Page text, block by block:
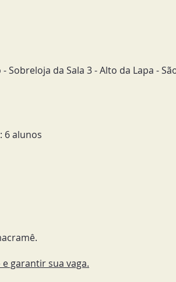
Sobreloja da Sala 3 - Alto da Lapa -
: 6 alunos​
garantir sua vaga.